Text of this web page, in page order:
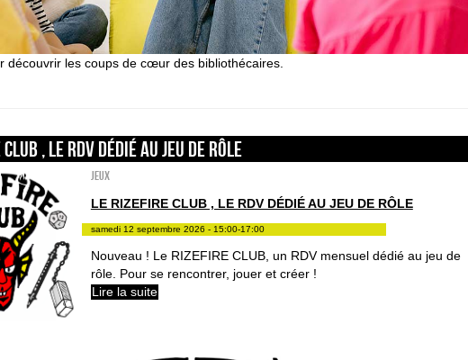
découvrir les coups de cœur des bibliothécaires.
, LE RDV DÉDIÉ AU JEU DE RÔLE
Jeux
LE RIZEFIRE CLUB , LE RDV DÉDIÉ AU JEU DE RÔLE
samedi 12 septembre 2026 - 15:00-17:00
Nouveau ! Le RIZEFIRE CLUB, un RDV mensuel dédié au jeu de
rôle. Pour se rencontrer, jouer et créer !
Lire la suite